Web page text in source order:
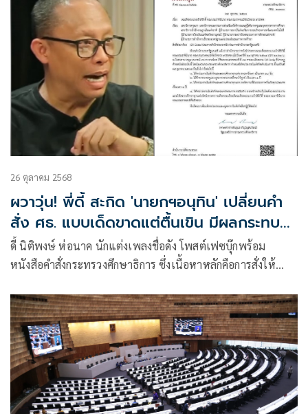
26 ตุลาคม 2568
ผวาวุ่น! พี่ดี้ สะกิด 'นายกฯอนุทิน' เปลี่ยนคำ
สั่ง ศธ. แบบเด็ดขาดแต่ตื้นเขิน มีผลกระทบ
ต่อเยาวชน
ดี้ นิติพงษ์ ห่อนาค นักแต่งเพลงชื่อดัง โพสต์เฟซบุ๊กพร้อม
หนังสือคำสั่งกระทรวงศึกษาธิการ ซึ่งเนื้อหาหลักคือการสั่งให้
ที่มีบรรยากาศรื่นเริงทุกประเภทเป็นเวลา 1 ปี